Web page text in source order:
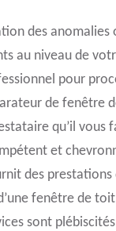
des anomalies
au niveau de
pour
de fenêtre
qu’il vous
et
des prestations
d’une fenêtre de
sont